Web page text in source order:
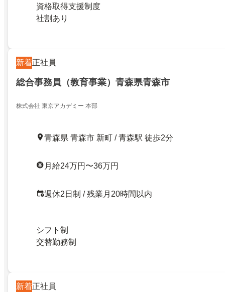
資格取得支援制度
社割あり
新着正社員
総合事務員（教育事業）青森県青森市
株式会社 東京アカデミー 本部
青森県 青森市 新町 / 青森駅 徒歩2分
月給24万円〜36万円
週休2日制 / 残業月20時間以内
シフト制
交替勤務制
新着正社員